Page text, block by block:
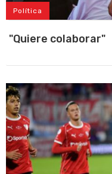
Política
"Quiere colaborar"